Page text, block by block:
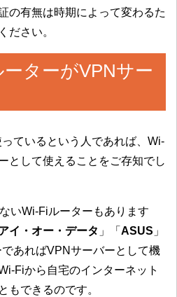
の有無は時期によって変わるた
ださい。
ターがVPNサー
ているという人であれば、Wi-
として使えることをご存知でし
いWi-Fiルーターもあります
イ・オー・データ 」「 ASUS 」
あればVPNサーバーとして機
Fiから自宅のインターネット
もできるのです。